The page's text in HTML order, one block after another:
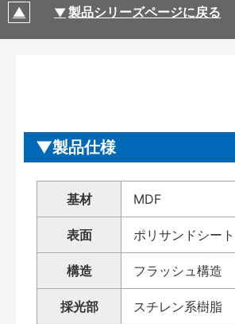
製品シリーズページに戻る
製品仕様
基材 MDF
表面 ポリサンドシー
構造 フラッシュ構造
採光部 スチレン系樹脂